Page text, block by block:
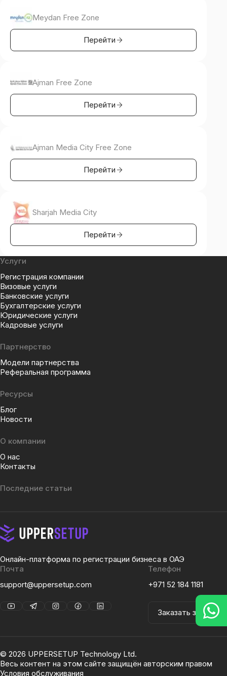
Meydan Free Zone
Перейти
Ajman Free Zone
Перейти
Ajman Media City Free Zone
Перейти
Sharjah Media City
Перейти
Услуги
Регистрация компании
Визовые услуги
Банковские услуги
Бухгалтерские услуги
Юридические услуги
Кадровые услуги
Партнерство
Модели партнерства
Реферальная программа
Ресурсы
Блог
Новости
О компании
О нас
Контакты
Последние статьи
Онлайн-платформа по регистрации бизнеса в ОАЭ
Почта
support@uppersetup.com
Телефон
+971 52 184 1181
Заказать звонок
© 2026 UPPERSETUP Technology Ltd.
Весь контент на этом сайте защищён авторским правом
Условия обслуживания